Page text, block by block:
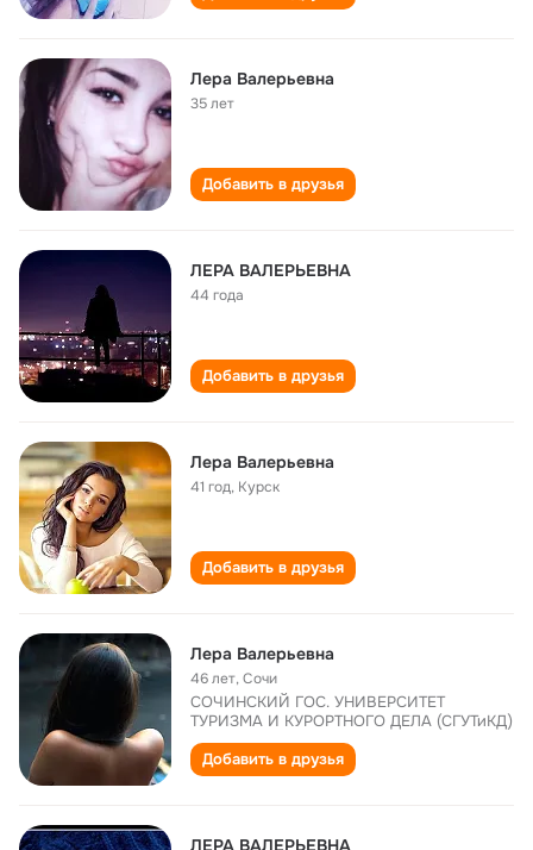
Лера Валерьевна
35 лет
Добавить в друзья
ЛЕРА ВАЛЕРЬЕВНА
44 года
Добавить в друзья
Лера Валерьевна
41 год, Курск
Добавить в друзья
Лера Валерьевна
46 лет,Сочи
СОЧИНСКИЙ ГОС. УНИВЕРСИТЕТ
ТУРИЗМА И КУРОРТНОГО ДЕЛА (СГУТиКД)
Добавить в друзья
ЛЕРА ВАЛЕРЬЕВНА